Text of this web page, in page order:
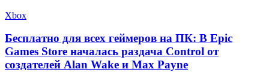
Xbox
Бесплатно для всех геймеров на ПК: В Epic
Games Store началась раздача Control от
создателей Alan Wake и Max Payne